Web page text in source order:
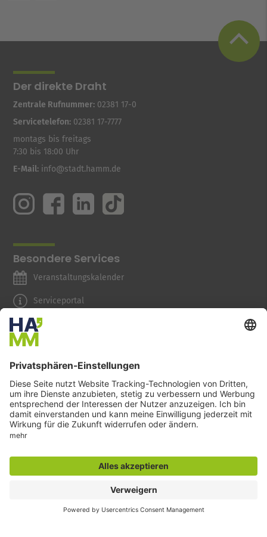
Der direkte Draht
Zentrale Rufnummer: 02381 17-0
Servicetelefon: 02381 17-7777
montags bis freitags
7:30 bis 18:00 Uhr
E-Mail: info@stadt.hamm.de
Besondere Services
Veranstaltungskalender
Serviceportal
Stadtplan und Geodaten
Sag`s Hamm (Anliegen melden)
Themenübersicht
Rathaus, Politik
Planen, Bauen, Wohnen
Tourismus
Umwelt, Abfallwirtschaft
Klima, Mobilität